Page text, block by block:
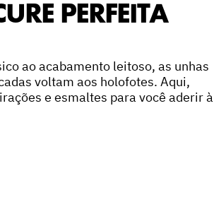
PERFEITA
ao acabamento leitoso, as unhas
voltam aos holofotes. Aqui,
e esmaltes para você aderir à